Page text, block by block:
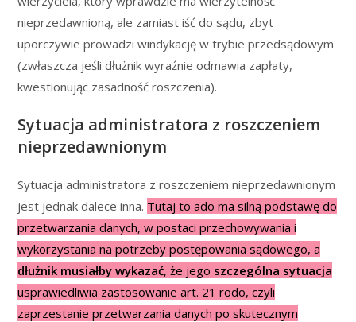
nieprzedawnioną, ale zamiast iść do sądu, zbyt
uporczywie prowadzi windykację w trybie przedsądowym
(zwłaszcza jeśli dłużnik wyraźnie odmawia zapłaty,
kwestionując zasadność roszczenia).
Sytuacja administratora z roszczeniem
nieprzedawnionym
Sytuacja administratora z roszczeniem nieprzedawnionym
jest jednak dalece inna. Tutaj to ado ma silną podstawę do
przetwarzania danych, w postaci przechowywania i
wykorzystania na potrzeby postępowania sądowego, a
dłużnik musiałby wykazać, że jego szczególna sytuacja
usprawiedliwia zastosowanie art. 21 rodo, czyli
zaprzestanie przetwarzania danych po skutecznym